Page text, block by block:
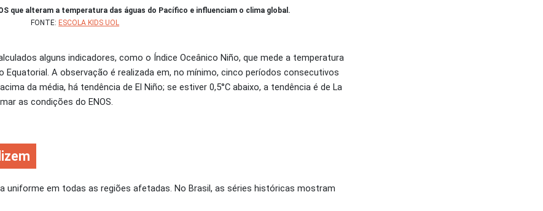
que alteram a temperatura das águas do Pacífico e influenciam o clima global.
FONTE: ESCOLA KIDS UOL
alguns indicadores, como o Índice Oceânico Niño, que mede a temperatura
A observação é realizada em, no mínimo, cinco períodos consecutivos
da média, há tendência de El Niño; se estiver 0,5°C abaixo, a tendência é de La
as condições do ENOS.
uniforme em todas as regiões afetadas. No Brasil, as séries históricas mostram